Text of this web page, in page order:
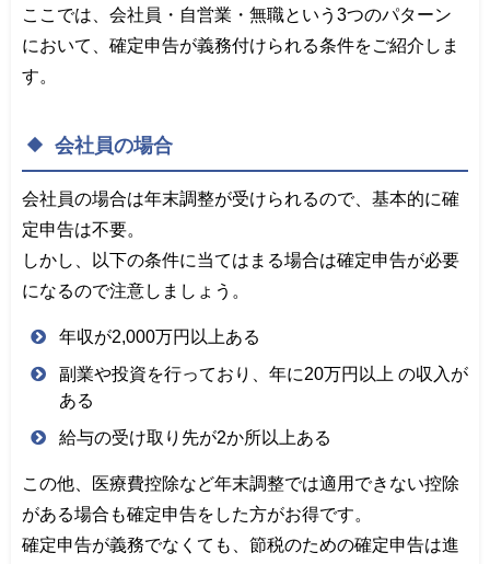
ここでは、会社員・自営業・無職という3つのパターン
において、確定申告が義務付けられる条件をご紹介しま
す。
会社員の場合
会社員の場合は年末調整が受けられるので、基本的に確
定申告は不要。
しかし、以下の条件に当てはまる場合は確定申告が必要
になるので注意しましょう。
年収が2,000万円以上ある
副業や投資を行っており、年に20万円以上 の収入が
ある
給与の受け取り先が2か所以上ある
この他、医療費控除など年末調整では適用できない控除
がある場合も確定申告をした方がお得です。
確定申告が義務でなくても、節税のための確定申告は進